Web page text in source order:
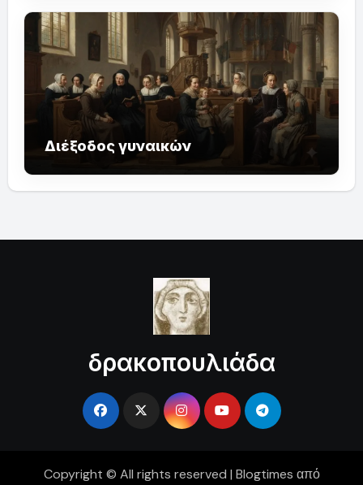
Διέξοδος γυναικών
δρακοπουλιάδα
Copyright © All rights reserved | Blogtimes από